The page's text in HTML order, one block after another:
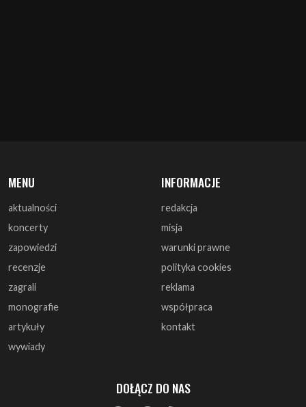
MENU
aktualności
koncerty
zapowiedzi
recenzje
zagrali
monografie
artykuły
wywiady
INFORMACJE
redakcja
misja
warunki prawne
polityka cookies
reklama
współpraca
kontakt
DOŁĄCZ DO NAS